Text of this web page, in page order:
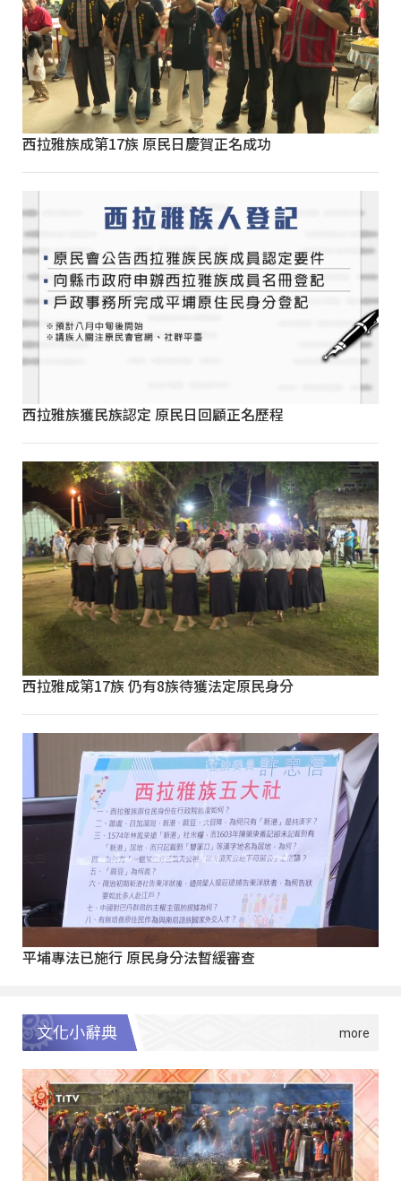
西拉雅族成第17族 原民日慶賀正名成功
西拉雅族獲民族認定 原民日回顧正名歷程
西拉雅成第17族 仍有8族待獲法定原民身分
平埔專法已施行 原民身分法暫緩審查
文化小辭典